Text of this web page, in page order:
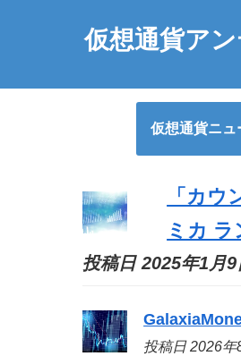
仮想通貨ア
仮想通貨ニュ
「カ
ミカ
投稿日 2025年1月9
投稿日 2026年